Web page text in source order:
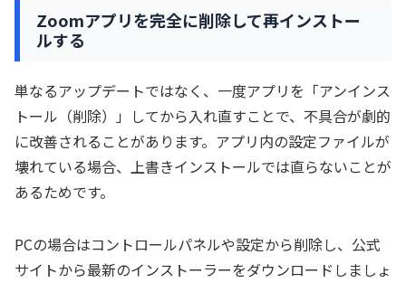
Zoomアプリを完全に削除して再インストー
ルする
単なるアップデートではなく、一度アプリを「アンインス
トール（削除）」してから入れ直すことで、不具合が劇的
に改善されることがあります。アプリ内の設定ファイルが
壊れている場合、上書きインストールでは直らないことが
あるためです。
PCの場合はコントロールパネルや設定から削除し、公式
サイトから最新のインストーラーをダウンロードしましょ